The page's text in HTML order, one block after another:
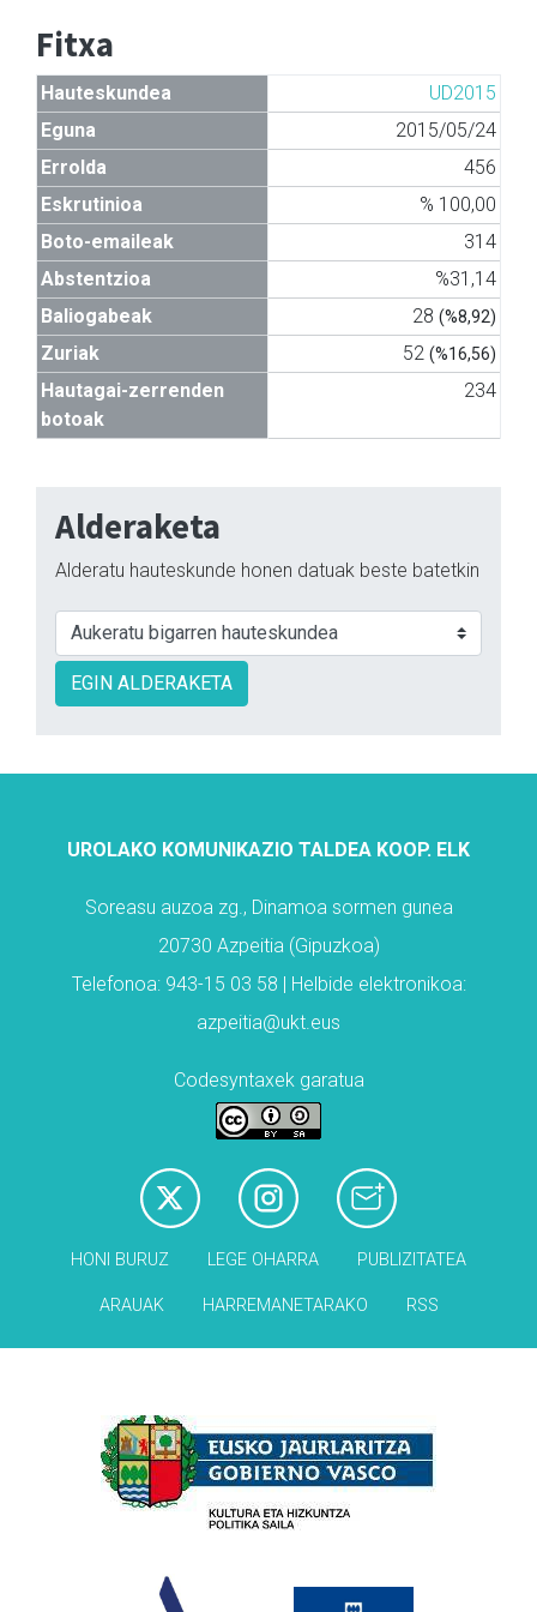
Fitxa
Hauteskundea
UD2015
Eguna
2015/05/24
Errolda
456
Eskrutinioa
% 100,00
Boto-emaileak
314
Abstentzioa
%31,14
Baliogabeak
28 (%8,92)
Zuriak 52 (%16,56)
Hautagai-zerrenden
botoak
234
Alderaketa
Alderatu hauteskunde honen datuak beste batetkin
EGIN ALDERAKETA
UROLAKO KOMUNIKAZIO TALDEA KOOP. ELK
Soreasu auzoa zg., Dinamoa sormen gunea
20730 Azpeitia (Gipuzkoa)
Telefonoa: 943-15 03 58 | Helbide elektronikoa:
azpeitia@ukt.eus
Codesyntaxek garatua
HONI BURUZ LEGE OHARRA PUBLIZITATEA
ARAUAK HARREMANETARAKO RSS